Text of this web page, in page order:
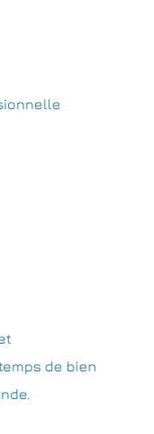
de bien